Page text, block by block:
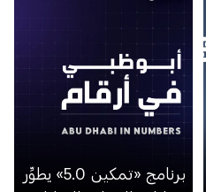
برنامج «تمكين 5.0» يطوِّر